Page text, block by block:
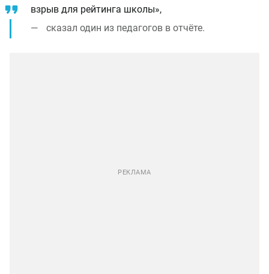
взрыв для рейтинга школы»,
сказал один из педагогов в отчёте.